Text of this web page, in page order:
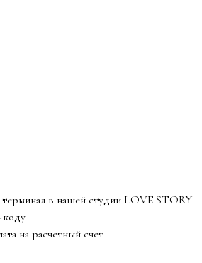
в нашей студии LOVE STORY
коду
на расчетный счет